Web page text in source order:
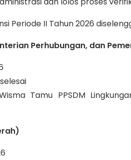
Periode II Tahun 2026
Perhubungan, dan
Tamu PPSDM